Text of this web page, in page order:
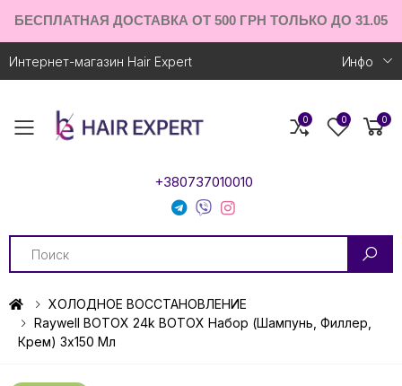
БЕСПЛАТНАЯ ДОСТАВКА ОТ 500 ГРН ТОЛЬКО ДО 31.05
Интернет-магазин Hair Expert Инфо
Toggle mobile menu
+380737010010
Search
0 0 0
ХОЛОДНОЕ ВОССТАНОВЛЕНИЕ
Raywell BOTOX 24k BOTOX Набор (шампунь, Филлер,
Крем) 3х150 Мл